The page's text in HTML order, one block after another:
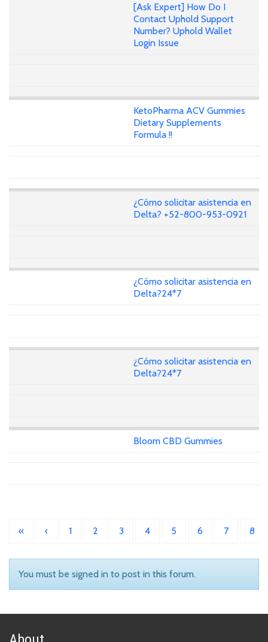
[Ask Expert] How Do I
Contact Uphold Support
Number? Uphold Wallet
Login Issue
KetoPharma ACV Gummies
Dietary Supplements
Formula !!
¿Cómo solicitar asistencia en
Delta? +52-800-953-0921
¿Cómo solicitar asistencia en
Delta?24*7
¿Cómo solicitar asistencia en
Delta?24*7
Bloom CBD Gummies
« ‹ 1 2 3 4 5 6 7 8
You must be signed in to post in this forum.